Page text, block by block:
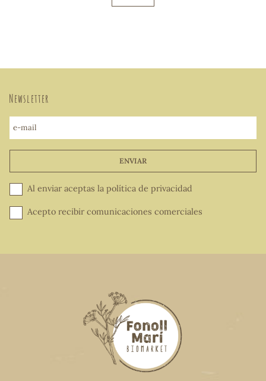
Newsletter
e-mail
ENVIAR
Al enviar aceptas la política de privacidad
Acepto recibir comunicaciones comerciales